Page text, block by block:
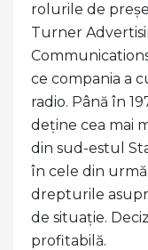
rolurile de
Turner
ce compania a
radio. Până în
deține cea mai
din sud-estul
în cele din
drepturile
de situație.
profitabilă.